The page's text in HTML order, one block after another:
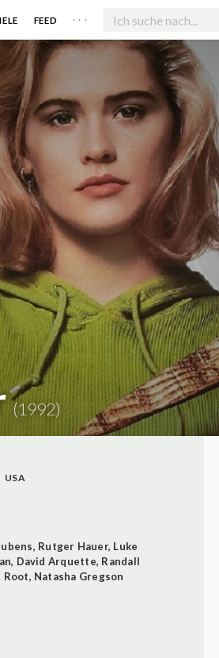
FEED . . .
(1992)
USA
, Rutger Hauer, Luke
, David Arquette, Randall
Root, Natasha Gregson